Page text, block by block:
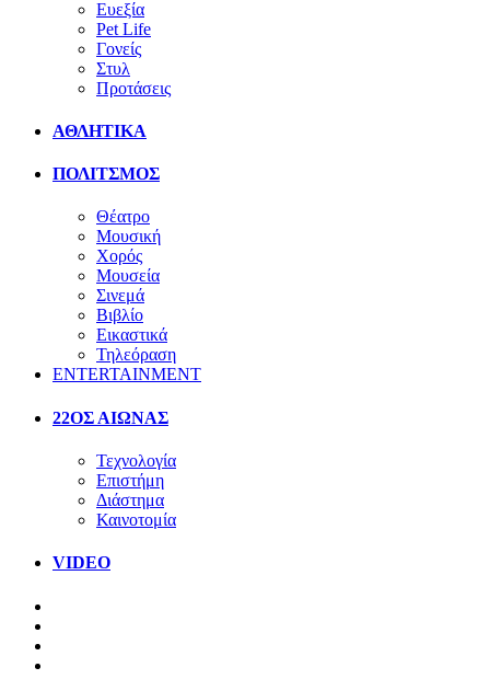
Ευεξία
Pet Life
Γονείς
Στυλ
Προτάσεις
ΑΘΛΗΤΙΚΑ
ΠΟΛΙΤΣΜΟΣ
Θέατρο
Μουσική
Χορός
Μουσεία
Σινεμά
Βιβλίο
Εικαστικά
Τηλεόραση
ENTERTAINMENT
22ΟΣ ΑΙΩΝΑΣ
Τεχνολογία
Επιστήμη
Διάστημα
Καινοτομία
VIDEO